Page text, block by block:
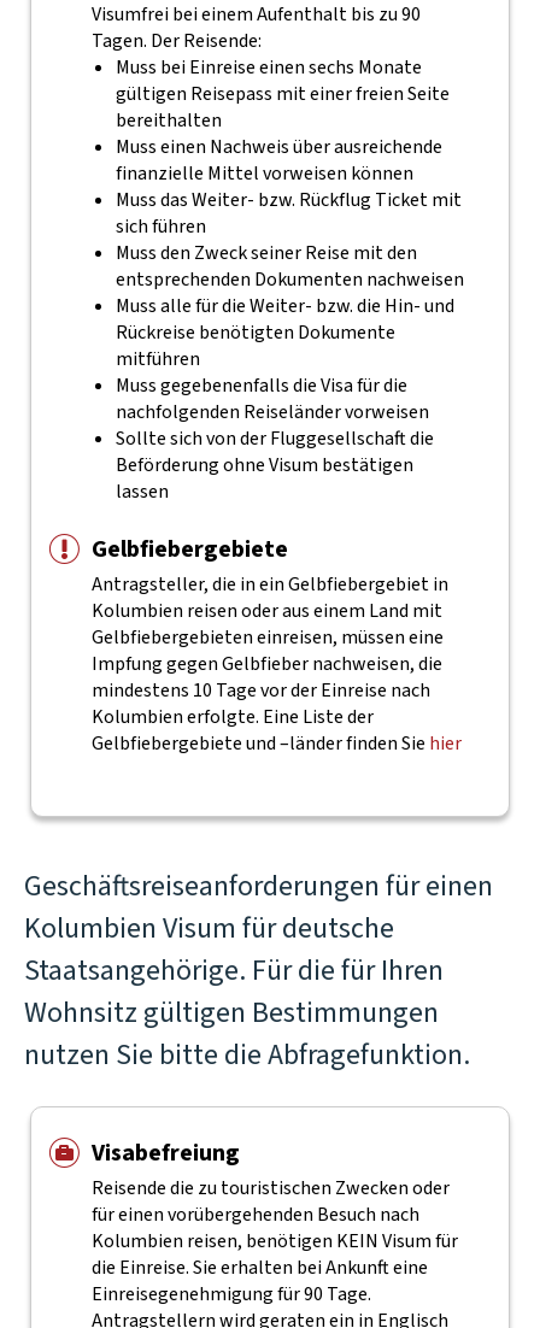
Visumfrei bei einem Aufenthalt bis zu 90
Tagen. Der Reisende:
Muss bei Einreise einen sechs Monate
gültigen Reisepass mit einer freien Seite
bereithalten
Muss einen Nachweis über ausreichende
finanzielle Mittel vorweisen können
Muss das Weiter- bzw. Rückflug Ticket mit
sich führen
Muss den Zweck seiner Reise mit den
entsprechenden Dokumenten nachweisen
Muss alle für die Weiter- bzw. die Hin- und
Rückreise benötigten Dokumente
mitführen
Muss gegebenenfalls die Visa für die
nachfolgenden Reiseländer vorweisen
Sollte sich von der Fluggesellschaft die
Beförderung ohne Visum bestätigen
lassen
Gelbfiebergebiete
Antragsteller, die in ein Gelbfiebergebiet in
Kolumbien reisen oder aus einem Land mit
Gelbfiebergebieten einreisen, müssen eine
Impfung gegen Gelbfieber nachweisen, die
mindestens 10 Tage vor der Einreise nach
Kolumbien erfolgte. Eine Liste der
Gelbfiebergebiete und –länder finden Sie hier
Geschäftsreiseanforderungen für einen
Kolumbien Visum für deutsche
Staatsangehörige. Für die für Ihren
Wohnsitz gültigen Bestimmungen
nutzen Sie bitte die Abfragefunktion.
Visabefreiung
Reisende die zu touristischen Zwecken oder
für einen vorübergehenden Besuch nach
Kolumbien reisen, benötigen KEIN Visum für
die Einreise. Sie erhalten bei Ankunft eine
Einreisegenehmigung für 90 Tage.
Antragstellern wird geraten ein in Englisch